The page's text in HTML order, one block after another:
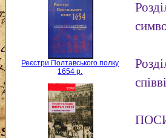
Реєстри Полтавського полку
1654 р.